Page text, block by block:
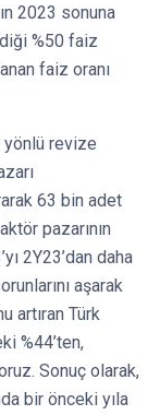
2023 sonuna
%50 faiz
faiz oranı
yönlü revize
63 bin adet
pazarının
2Y23’dan daha
aşarak
artıran Türk
%44’ten,
Sonuç olarak,
bir önceki yıla